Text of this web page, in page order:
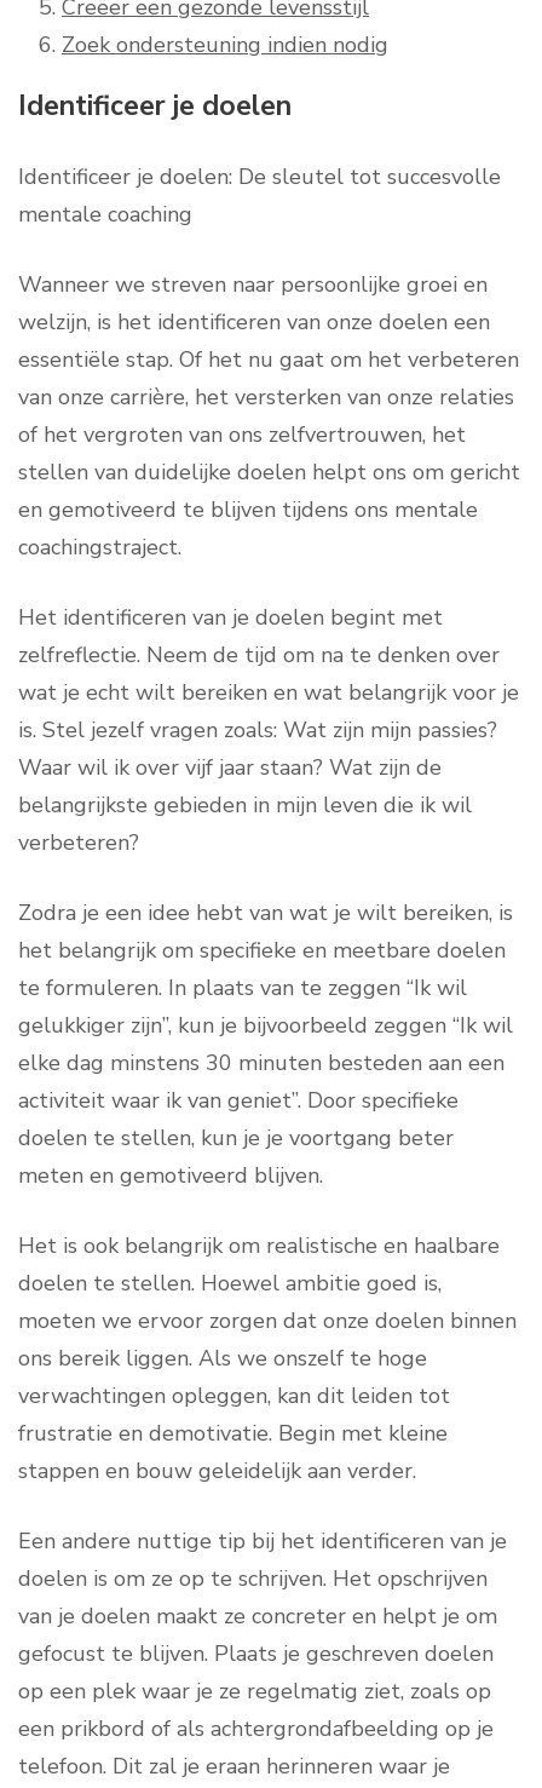
Creëer een gezonde levensstijl
Zoek ondersteuning indien nodig
Identificeer je doelen
Identificeer je doelen: De sleutel tot succesvolle
mentale coaching
Wanneer we streven naar persoonlijke groei en
welzijn, is het identificeren van onze doelen een
essentiële stap. Of het nu gaat om het verbeteren
van onze carrière, het versterken van onze relaties
of het vergroten van ons zelfvertrouwen, het
stellen van duidelijke doelen helpt ons om gericht
en gemotiveerd te blijven tijdens ons mentale
coachingstraject.
Het identificeren van je doelen begint met
zelfreflectie. Neem de tijd om na te denken over
wat je echt wilt bereiken en wat belangrijk voor je
is. Stel jezelf vragen zoals: Wat zijn mijn passies?
Waar wil ik over vijf jaar staan? Wat zijn de
belangrijkste gebieden in mijn leven die ik wil
verbeteren?
Zodra je een idee hebt van wat je wilt bereiken, is
het belangrijk om specifieke en meetbare doelen
te formuleren. In plaats van te zeggen “Ik wil
gelukkiger zijn”, kun je bijvoorbeeld zeggen “Ik wil
elke dag minstens 30 minuten besteden aan een
activiteit waar ik van geniet”. Door specifieke
doelen te stellen, kun je je voortgang beter
meten en gemotiveerd blijven.
Het is ook belangrijk om realistische en haalbare
doelen te stellen. Hoewel ambitie goed is,
moeten we ervoor zorgen dat onze doelen binnen
ons bereik liggen. Als we onszelf te hoge
verwachtingen opleggen, kan dit leiden tot
frustratie en demotivatie. Begin met kleine
stappen en bouw geleidelijk aan verder.
Een andere nuttige tip bij het identificeren van je
doelen is om ze op te schrijven. Het opschrijven
van je doelen maakt ze concreter en helpt je om
gefocust te blijven. Plaats je geschreven doelen
op een plek waar je ze regelmatig ziet, zoals op
een prikbord of als achtergrondafbeelding op je
telefoon. Dit zal je eraan herinneren waar je